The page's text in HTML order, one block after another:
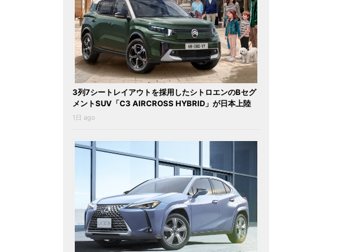
3列7シートレイアウトを採用したシトロエンのBセグ
メントSUV「C3 AIRCROSS HYBRID」が日本上陸
1日 ago